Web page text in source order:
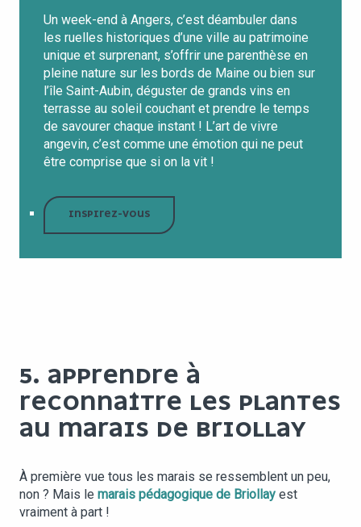
Un week-end à Angers, c’est déambuler dans
les ruelles historiques d’une ville au patrimoine
unique et surprenant, s’offrir une parenthèse en
pleine nature sur les bords de Maine ou bien sur
l’île Saint-Aubin, déguster de grands vins en
terrasse au soleil couchant et prendre le temps
de savourer chaque instant ! L’art de vivre
angevin, c’est comme une émotion qui ne peut
être comprise que si on la vit !
INSPIREZ-VOUS
5. APPRENDRE À
RECONNAÎTRE LES PLANTES
AU MARAIS DE BRIOLLAY
À première vue tous les marais se ressemblent un peu,
non ? Mais le marais pédagogique de Briollay est
vraiment à part !